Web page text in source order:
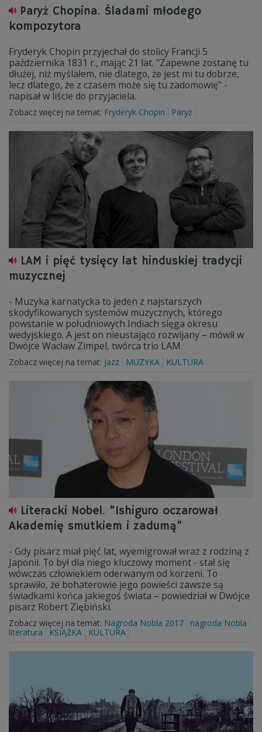
Paryż Chopina. Śladami młodego
kompozytora
Fryderyk Chopin przyjechał do stolicy Francji 5
października 1831 r., mając 21 lat. "Zapewne zostanę tu
dłużej, niż myślałem, nie dlatego, że jest mi tu dobrze,
lecz dlatego, że z czasem może się tu zadomowię" -
napisał w liście do przyjaciela.
Zobacz więcej na temat: Fryderyk Chopin Paryż
LAM i pięć tysięcy lat hinduskiej tradycji
muzycznej
- Muzyka karnatycka to jeden z najstarszych
skodyfikowanych systemów muzycznych, którego
powstanie w południowych Indiach sięga okresu
wedyjskiego. A jest on nieustająco rozwijany – mówił w
Dwójce Wacław Zimpel, twórca trio LAM.
Zobacz więcej na temat: Jazz MUZYKA KULTURA
Literacki Nobel. "Ishiguro oczarował
Akademię smutkiem i zadumą"
- Gdy pisarz miał pięć lat, wyemigrował wraz z rodziną z
Japonii. To był dla niego kluczowy moment - stał się
wówczas człowiekiem oderwanym od korzeni. To
sprawiło, że bohaterowie jego powieści zawsze są
świadkami końca jakiegoś świata – powiedział w Dwójce
pisarz Robert Ziębiński.
Zobacz więcej na temat: Nagroda Nobla 2017
nagroda Nobla
literatura
KSIĄŻKA KULTURA